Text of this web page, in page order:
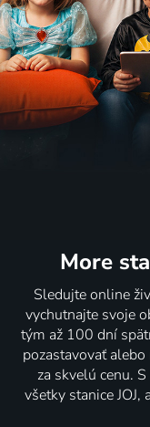
More
Sledujte online
vychutnajte svoje
tým až 100 dní
pozastavovať
za skvelú cenu.
všetky stanice